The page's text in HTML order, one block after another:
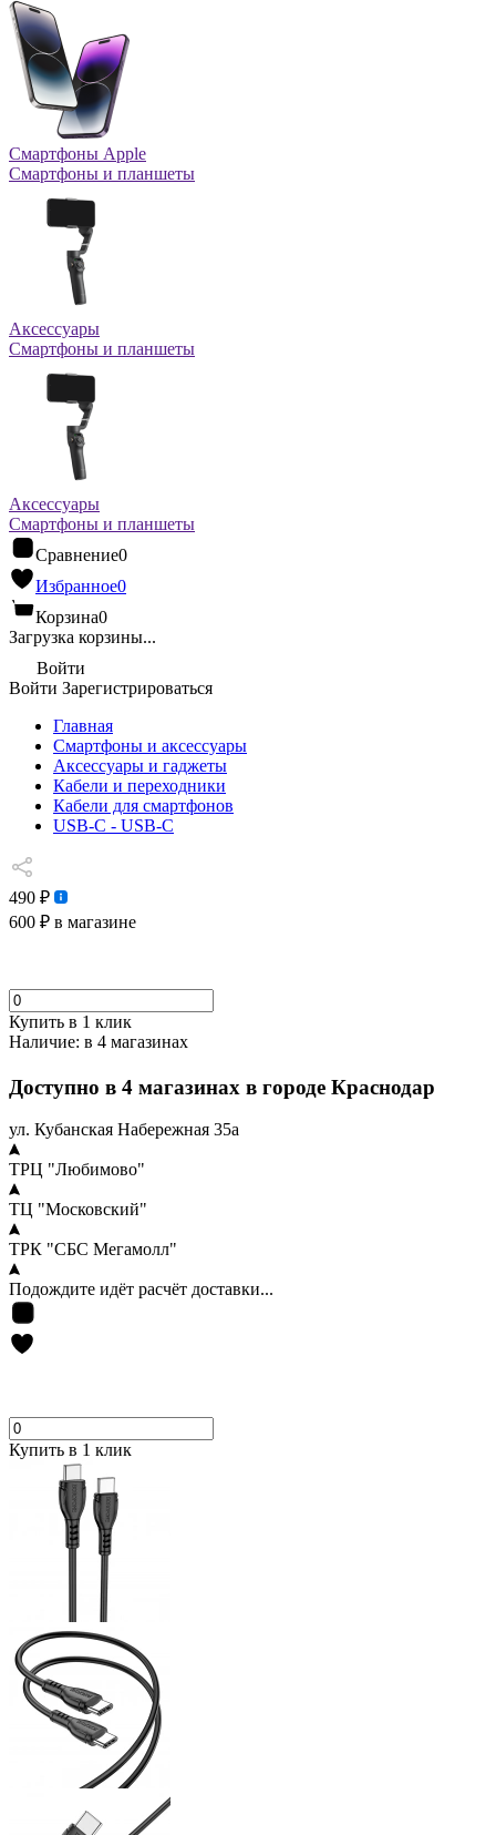
Смартфоны Apple
Смартфоны и планшеты
Аксессуары
Смартфоны и планшеты
Аксессуары
Смартфоны и планшеты
Сравнение0
Избранное0
Корзина0
Загрузка корзины...
Войти
Войти Зарегистрироваться
Главная
Смартфоны и аксессуары
Аксессуары и гаджеты
Кабели и переходники
Кабели для смартфонов
USB-C - USB-C
490 ₽
600 ₽ в магазине
Купить в 1 клик
Наличие: в 4 магазинах
Доступно в 4 магазинах в городе Краснодар
ул. Кубанская Набережная 35а
ТРЦ "Любимово"
ТЦ "Московский"
ТРК "СБС Мегамолл"
Подождите идёт расчёт доставки...
Купить в 1 клик